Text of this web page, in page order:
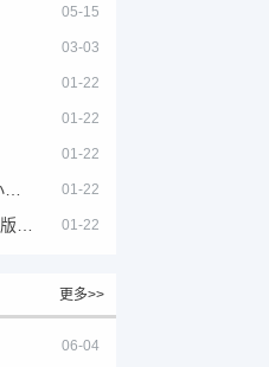
05-15
03-03
01-22
01-22
01-22
2026年考研结构化面试环节/无领导小组面试环节/面试技巧及简历书写 01-22
01-22
更多>>
06-04